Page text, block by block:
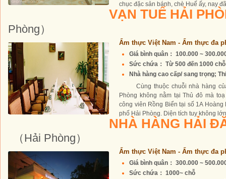
chục đặc sản bánh, chè Huế ấy, nay
VẠN TUẾ HẢI
Phòng）
Ẩm thực Việt Nam - Ẩm thực đa
Giá bình quân： 100.000 ~
Sức chứa： Từ 500 đến 1000 chỗ
Nhà hàng cao cấp/ sang trọng;
Cùng thuộc chuỗi nhà hàng của
Phòng không nằm tại Thủ đô mà
công viên Rồng Biển tại số 1A
phố Hải Phòng. Diện tích tuy không
NHÀ HÀNG HẢI
（Hải Phòng）
Ẩm thực Việt Nam - Ẩm thực đa
Giá bình quân： 300.000 ~
Sức chứa： 1000~ chỗ